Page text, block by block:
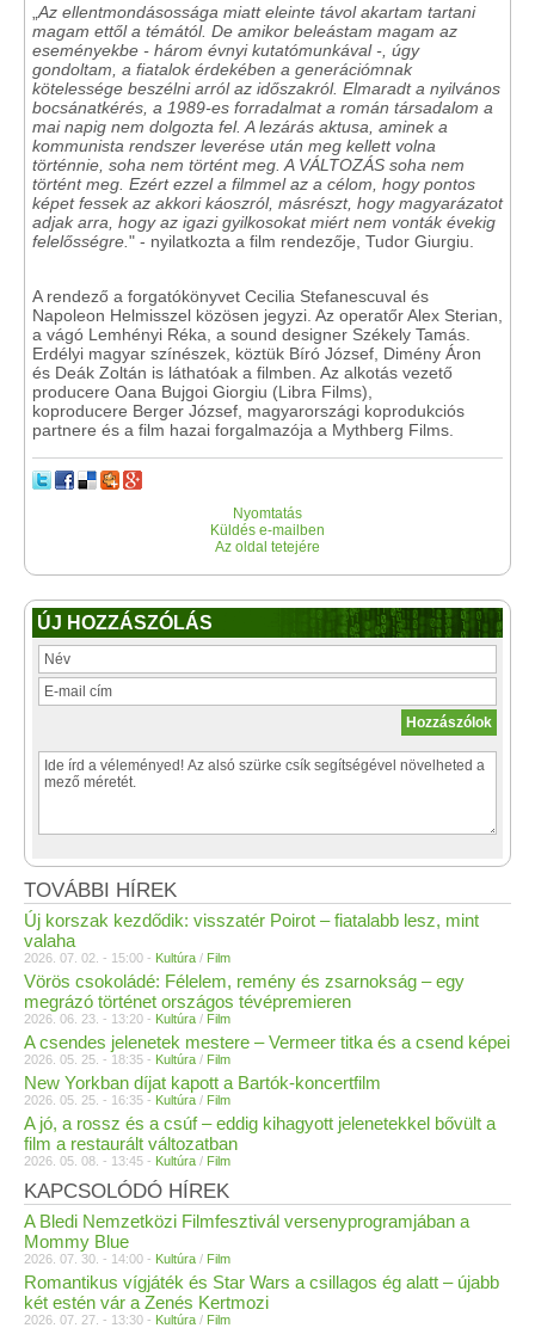
Az ellentmondásossága miatt eleinte távol akartam tartani
magam ettől a témától. De amikor beleástam magam az
eseményekbe - három évnyi kutatómunkával -, úgy
gondoltam, a fiatalok érdekében a generációmnak
kötelessége beszélni arról az időszakról. Elmaradt a nyilvános
bocsánatkérés, a 1989-es forradalmat a román társadalom a
mai napig nem dolgozta fel. A lezárás aktusa, aminek a
kommunista rendszer leverése után meg kellett volna
történnie, soha nem történt meg. A VÁLTOZÁS soha nem
történt meg. Ezért ezzel a filmmel az a célom, hogy pontos
képet fessek az akkori káoszról, másrészt, hogy magyarázatot
adjak arra, hogy az igazi gyilkosokat miért nem vonták évekig
felelősségre. " - nyilatkozta a film rendezője, Tudor Giurgiu.
A rendező a forgatókönyvet Cecilia Stefanescuval és
Napoleon Helmisszel közösen jegyzi. Az operatőr Alex Sterian,
a vágó Lemhényi Réka, a sound designer Székely Tamás.
Erdélyi magyar színészek, köztük Bíró József, Dimény Áron
és Deák Zoltán is láthatóak a filmben. Az alkotás vezető
producere Oana Bujgoi Giorgiu (Libra Films),
koproducere Berger József, magyarországi koprodukciós
partnere és a film hazai forgalmazója a Mythberg Films.
Nyomtatás
Küldés e-mailben
Az oldal tetejére
ÚJ HOZZÁSZÓLÁS
TOVÁBBI HÍREK
Új korszak kezdődik: visszatér Poirot – fiatalabb lesz, mint
valaha
2026. 07. 02. - 15:00 - Kultúra / Film
Vörös csokoládé: Félelem, remény és zsarnokság – egy
megrázó történet országos tévépremieren
2026. 06. 23. - 13:20 - Kultúra / Film
A csendes jelenetek mestere – Vermeer titka és a csend képei
2026. 05. 25. - 18:35 - Kultúra / Film
New Yorkban díjat kapott a Bartók-koncertfilm
2026. 05. 25. - 16:35 - Kultúra / Film
A jó, a rossz és a csúf – eddig kihagyott jelenetekkel bővült a
film a restaurált változatban
2026. 05. 08. - 13:45 - Kultúra / Film
KAPCSOLÓDÓ HÍREK
A Bledi Nemzetközi Filmfesztivál versenyprogramjában a
Mommy Blue
2026. 07. 30. - 14:00 - Kultúra / Film
Romantikus vígjáték és Star Wars a csillagos ég alatt – újabb
két estén vár a Zenés Kertmozi
2026. 07. 27. - 13:30 - Kultúra / Film